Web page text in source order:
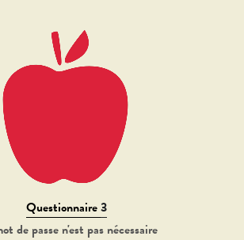
Questionnaire 3
de passe n'est pas nécessaire